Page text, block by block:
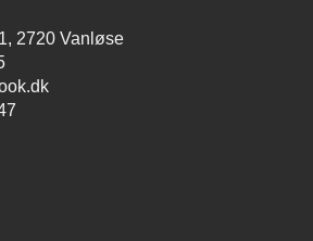
2720 Vanløse